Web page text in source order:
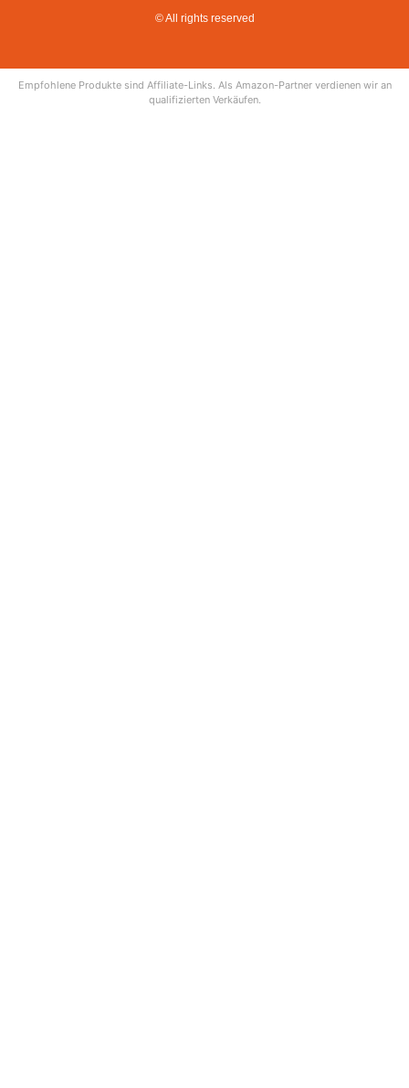
© All rights reserved
Empfohlene Produkte sind Affiliate-Links. Als Amazon-Partner verdienen wir an
qualifizierten Verkäufen.